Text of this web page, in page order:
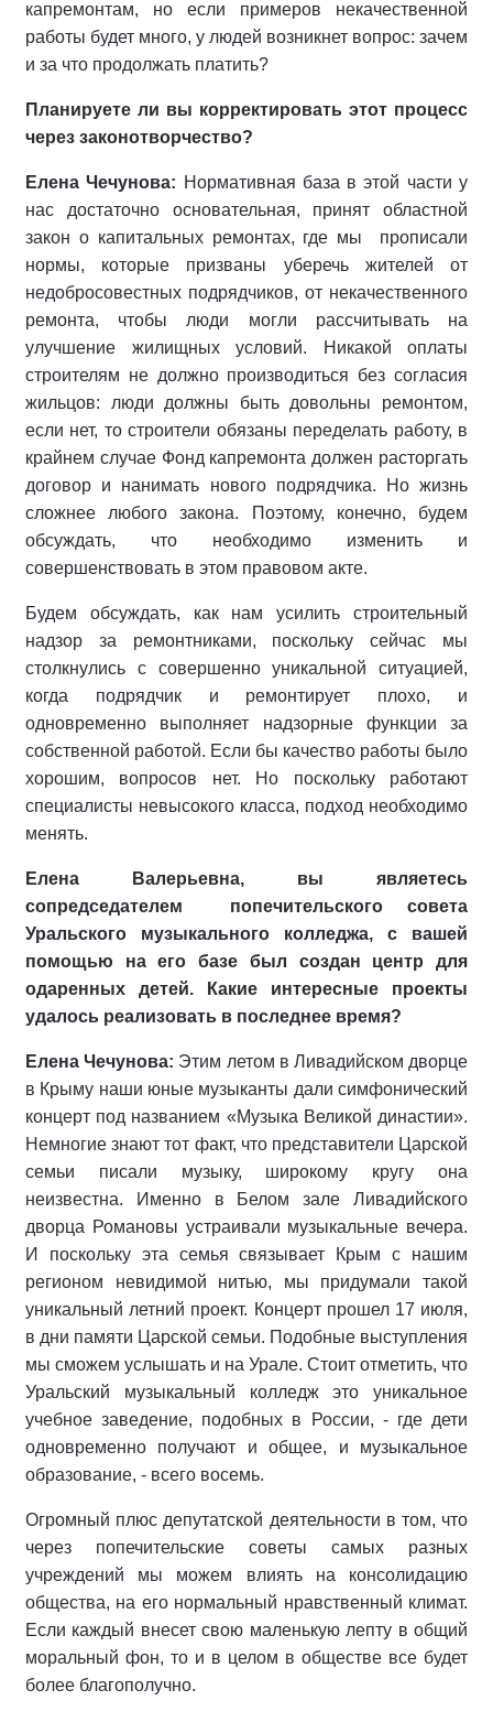
капремонтам, но если примеров некачественной
работы будет много, у людей возникнет вопрос: зачем
и за что продолжать платить?
Планируете ли вы корректировать этот процесс
через законотворчество?
Елена Чечунова: Нормативная база в этой части у
нас достаточно основательная, принят областной
закон о капитальных ремонтах, где мы прописали
нормы, которые призваны уберечь жителей от
недобросовестных подрядчиков, от некачественного
ремонта, чтобы люди могли рассчитывать на
улучшение жилищных условий. Никакой оплаты
строителям не должно производиться без согласия
жильцов: люди должны быть довольны ремонтом,
если нет, то строители обязаны переделать работу, в
крайнем случае Фонд капремонта должен расторгать
договор и нанимать нового подрядчика. Но жизнь
сложнее любого закона. Поэтому, конечно, будем
обсуждать, что необходимо изменить и
совершенствовать в этом правовом акте.
Будем обсуждать, как нам усилить строительный
надзор за ремонтниками, поскольку сейчас мы
столкнулись с совершенно уникальной ситуацией,
когда подрядчик и ремонтирует плохо, и
одновременно выполняет надзорные функции за
собственной работой. Если бы качество работы было
хорошим, вопросов нет. Но поскольку работают
специалисты невысокого класса, подход необходимо
менять.
Елена Валерьевна, вы являетесь
сопредседателем попечительского совета
Уральского музыкального колледжа, с вашей
помощью на его базе был создан центр для
одаренных детей. Какие интересные проекты
удалось реализовать в последнее время?
Елена Чечунова: Этим летом в Ливадийском дворце
в Крыму наши юные музыканты дали симфонический
концерт под названием «Музыка Великой династии».
Немногие знают тот факт, что представители Царской
семьи писали музыку, широкому кругу она
неизвестна. Именно в Белом зале Ливадийского
дворца Романовы устраивали музыкальные вечера.
И поскольку эта семья связывает Крым с нашим
регионом невидимой нитью, мы придумали такой
уникальный летний проект. Концерт прошел 17 июля,
в дни памяти Царской семьи. Подобные выступления
мы сможем услышать и на Урале. Стоит отметить, что
Уральский музыкальный колледж это уникальное
учебное заведение, подобных в России, - где дети
одновременно получают и общее, и музыкальное
образование, - всего восемь.
Огромный плюс депутатской деятельности в том, что
через попечительские советы самых разных
учреждений мы можем влиять на консолидацию
общества, на его нормальный нравственный климат.
Если каждый внесет свою маленькую лепту в общий
моральный фон, то и в целом в обществе все будет
более благополучно.